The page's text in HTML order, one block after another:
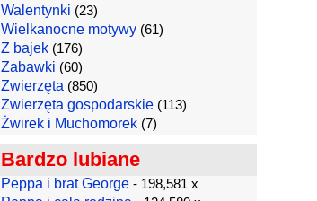
Walentynki (23)
Wielkanocne motywy(61)
Z bajek(176)
Zabawki (60)
Zwierzęta (850)
Zwierzęta gospodarskie(113)
Żwirek i Muchomorek(7)
Bardzo lubiane
Peppa i brat George- 198,581 x